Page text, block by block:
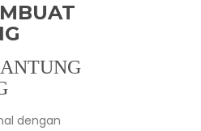
dengan